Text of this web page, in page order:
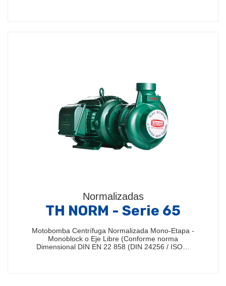
Normalizadas
TH NORM - Serie 65
Motobomba Centrífuga Normalizada Mono-Etapa -
Monoblock o Eje Libre (Conforme norma
Dimensional DIN EN 22 858 (DIN 24256 / ISO…